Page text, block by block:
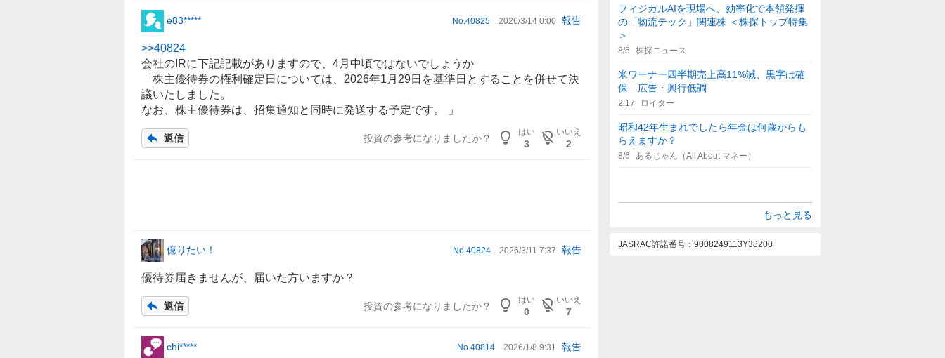
e83***** No. 40825 2026/3/14 0:00 報告
>>40824
会社の IRに下記記載がありますので、4月中頃ではないでしょうか
「 株主優待券の権利確定日については、2026年1月29日を基準日とすることを併せて決
議いたしました。
なお、株主優待券は、招集通知と同時に発送する予定です。 」
返信 投資の参考になりましたか？
はい
3
いいえ
2
億りたい！ No. 40824 2026/3/11 7:37 報告
優待券届きませんが、届いた方いますか？
返信 投資の参考になりましたか？
はい
0
いいえ
7
chi***** No. 40814 2026/1/8 9:31 報告
フィジカルAIを現場へ、効率化で本領発揮
の「物流テック」関連株 ＜株探トップ特集
＞
8/6 株探ニュース
米ワーナー四半期売上高11%減、黒字は確
保 広告・興行低調
2:17 ロイター
昭和42年生まれでしたら年金は何歳からも
らえますか？
8/6 あるじゃん（All About マネー）
もっと見る
JASRAC許諾番号 9008249113Y38200